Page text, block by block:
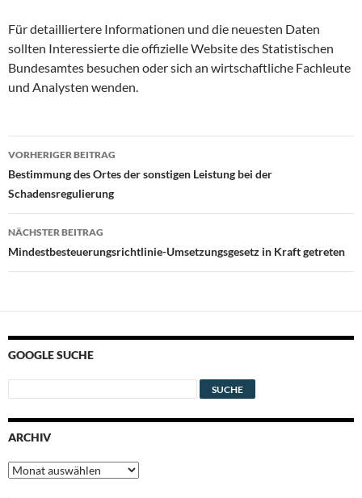
Für detailliertere Informationen und die neuesten Daten
sollten Interessierte die offizielle Website des Statistischen
Bundesamtes besuchen oder sich an wirtschaftliche Fachleute
und Analysten wenden.
Beitragsnavigation
VORHERIGER BEITRAG
Bestimmung des Ortes der sonstigen Leistung bei der
Schadensregulierung
NÄCHSTER BEITRAG
Mindestbesteuerungsrichtlinie-Umsetzungsgesetz in Kraft getreten
GOOGLE SUCHE
ARCHIV
Archiv